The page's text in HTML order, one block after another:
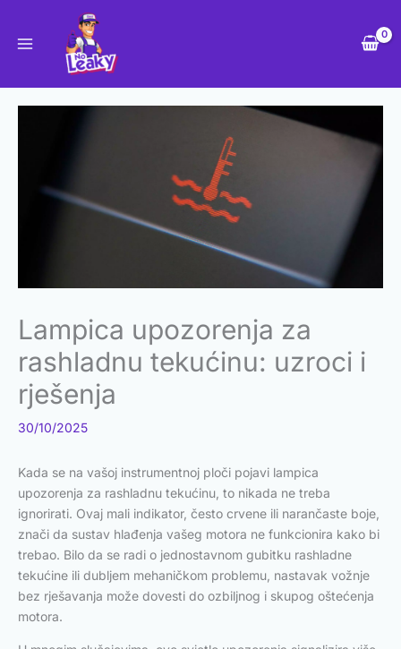
content
Lampica upozorenja za
rashladnu tekućinu: uzroci i
rješenja
30/10/2025
Kada se na vašoj instrumentnoj ploči pojavi lampica
upozorenja za rashladnu tekućinu, to nikada ne treba
ignorirati. Ovaj mali indikator, često crvene ili narančaste boje,
znači da sustav hlađenja vašeg motora ne funkcionira kako bi
trebao. Bilo da se radi o jednostavnom gubitku rashladne
tekućine ili dubljem mehaničkom problemu, nastavak vožnje
bez rješavanja može dovesti do ozbiljnog i skupog oštećenja
motora.